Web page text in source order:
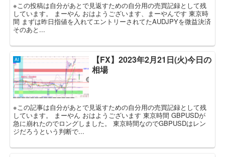
※この投稿は自分があとで見返すための自分用の売買記録として残
しています。 まーやん おはようございます、まーやんです 東京時
間 まずは昨日指値を入れてエントリーされてたAUDJPYを微益決済
そのあと...
AI
【FX】2023年2月21日(火)今日の
相場
※この記事は自分があとで見返すための自分用の売買記録として残
しています。 まーやん おはようございます 東京時間 GBPUSDが
急に崩れたのでロングしました。 東京時間なのでGBPUSDはレン
ジだろうという判断で...